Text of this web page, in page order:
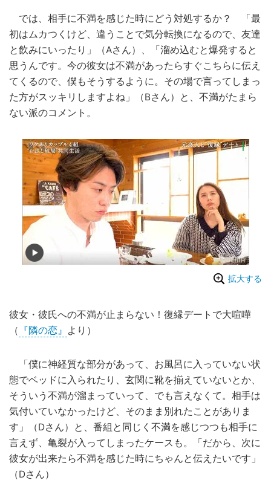
では、相手に不満を感じた時にどう対処するか？ 「最
初はムカつくけど、違うことで気分転換になるので、友達
と飲みにいったり」（Aさん）、「溜め込むと爆発すると
思うんです。今の彼女は不満があったらすぐこちらに伝え
てくるので、僕もそうするように。その場で言ってしまっ
た方がスッキリしますよね」（Bさん）と、不満がたまら
ない派のコメント。
拡大する
彼女・彼氏への不満が止まらない！復縁デートで大喧嘩
（ 『隣の恋』 より）
「僕に神経質な部分があって、お風呂に入っていない状
態でベッドに入られたり、玄関に靴を揃えていないとか、
そういう不満が溜まっていって、でも言えなくて。相手は
気付いていなかったけど、そのまま別れたことがありま
す」（Dさん）と、番組と同じく不満を感じつつも相手に
言えず、亀裂が入ってしまったケースも。「だから、次に
彼女が出来たら不満を感じた時にちゃんと伝えたいです」
（Dさん）